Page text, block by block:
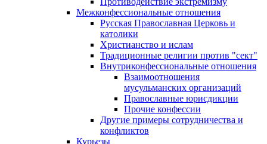
Межконфессиональные отношения
Русская Православная Церковь и
католики
Христианство и ислам
Традиционные религии против "сект"
Внутриконфессиональные отношения
Взаимоотношения
мусульманских организаций
Православные юрисдикции
Прочие конфессии
Другие примеры сотрудничества и
конфликтов
Курьезы